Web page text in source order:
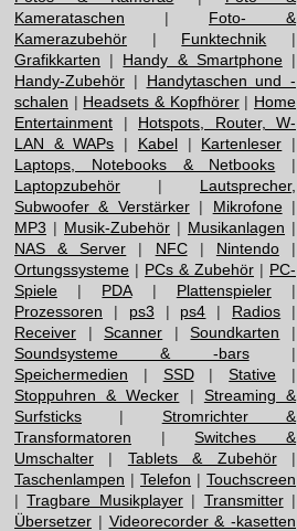
Kamerataschen | Foto- &
Kamerazubehör | Funktechnik |
Grafikkarten | Handy & Smartphone|
Handy-Zubehör | Handytaschen und -
schalen | Headsets & Kopfhörer| Home
Entertainment | Hotspots, Router, W-
LAN & WAPs | Kabel| Kartenleser |
Laptops, Notebooks & Netbooks |
Laptopzubehör | Lautsprecher,
Subwoofer & Verstärker| Mikrofone|
MP3 | Musik-Zubehör | Musikanlagen |
NAS & Server | NFC| Nintendo|
Ortungssysteme | PCs & Zubehör | PC-
Spiele | PDA| Plattenspieler|
Prozessoren | ps3 | ps4 | Radios |
Receiver |Scanner |Soundkarten |
Soundsysteme & -bars|
Speichermedien | SSD|Stative |
Stoppuhren & Wecker | Streaming &
Surfsticks | Stromrichter &
Transformatoren |Switches &
Umschalter | Tablets & Zubehör|
Taschenlampen | Telefon | Touchscreen
|Tragbare Musikplayer| Transmitter|
Übersetzer | Videorecorder & -kasetten